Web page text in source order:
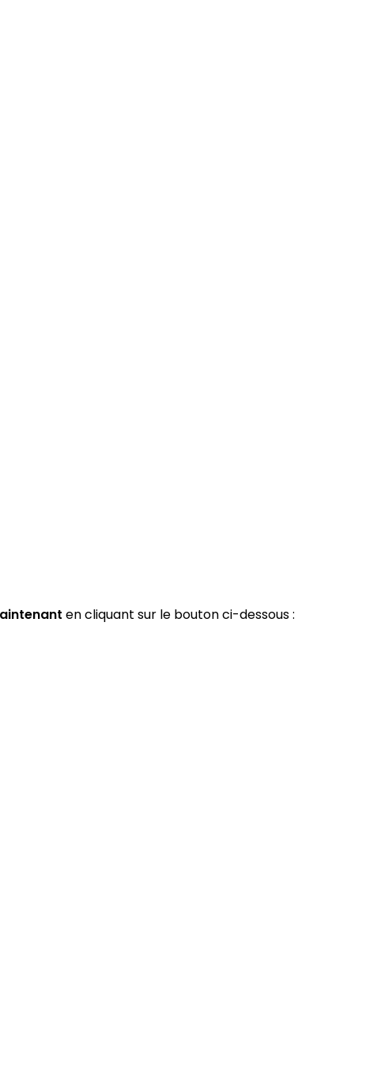
en cliquant sur le bouton ci-dessous :